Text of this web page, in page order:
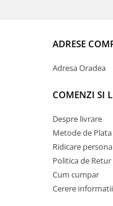
ADRESE
Adresa Oradea
COMENZI SI
Despre livrare
Metode de Plata
Ridicare
Politica de Retur
Cum cumpar
Cerere